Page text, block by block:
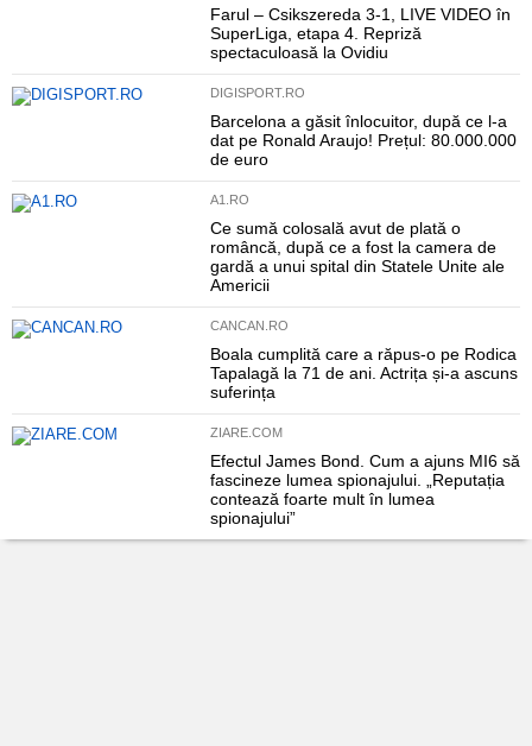
Farul – Csikszereda 3-1, LIVE VIDEO în
SuperLiga, etapa 4. Repriză
spectaculoasă la Ovidiu
DIGISPORT.RO
Barcelona a găsit înlocuitor, după ce l-a
dat pe Ronald Araujo! Prețul: 80.000.000
de euro
A1.RO
Ce sumă colosală avut de plată o
româncă, după ce a fost la camera de
gardă a unui spital din Statele Unite ale
Americii
CANCAN.RO
Boala cumplită care a răpus-o pe Rodica
Tapalagă la 71 de ani. Actrița și-a ascuns
suferința
ZIARE.COM
Efectul James Bond. Cum a ajuns MI6 să
fascineze lumea spionajului. „Reputația
contează foarte mult în lumea
spionajului”